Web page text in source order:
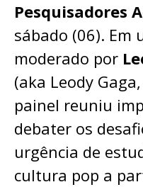
Pesquisadores
sábado (06). Em
moderado por
(aka Leody
painel reuniu
debater os
urgência de
cultura pop a